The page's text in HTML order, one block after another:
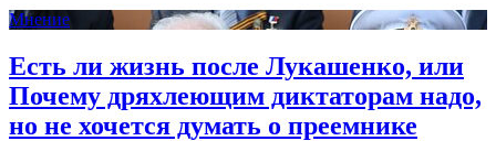
Мнение
Есть ли жизнь после Лукашенко, или
Почему дряхлеющим диктаторам надо,
но не хочется думать о преемнике